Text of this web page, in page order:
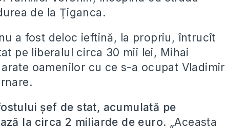
de la Ţiganca.
a fost deloc ieftină, la propriu, întrucît
pe liberalul circa 30 mii lei, Mihai
oamenilor cu ce s-a ocupat Vladimir
şef de stat, acumulată pe
la circa 2 miliarde de euro. „Aceasta